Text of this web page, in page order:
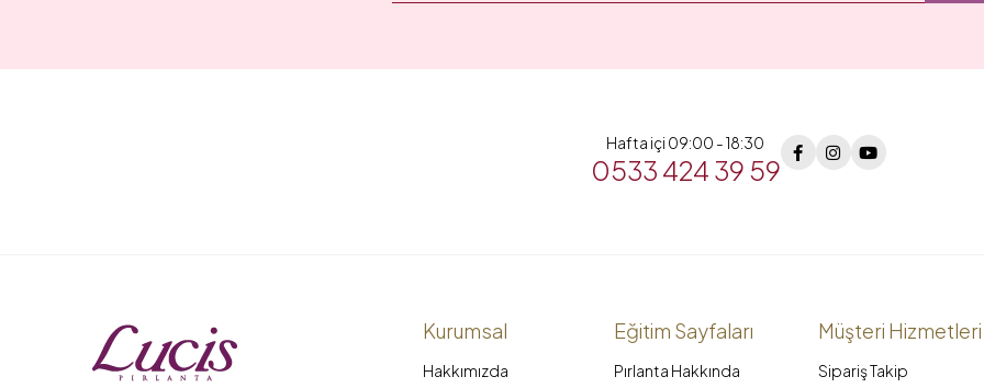
Hafta içi 09:00 - 18:30
0533 424 39 59
Kurumsal
Hakkımızda
Eğitim Sayfaları
Pırlanta Hakkında
Müşteri Hizmetleri
Sipariş Takip